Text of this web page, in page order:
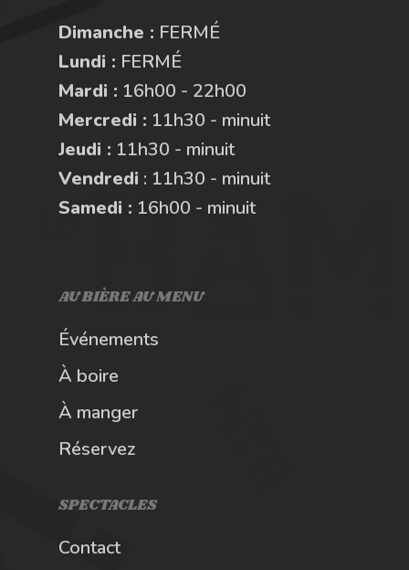
Dimanche : FERMÉ
Lundi : FERMÉ
Mardi : 16h00 - 22h00
Mercredi : 11h30 - minuit
Jeudi : 11h30 - minuit
Vendredi : 11h30 - minuit
Samedi : 16h00 - minuit
AU BIÈRE AU MENU
Événements
À boire
À manger
Réservez
SPECTACLES
Contact